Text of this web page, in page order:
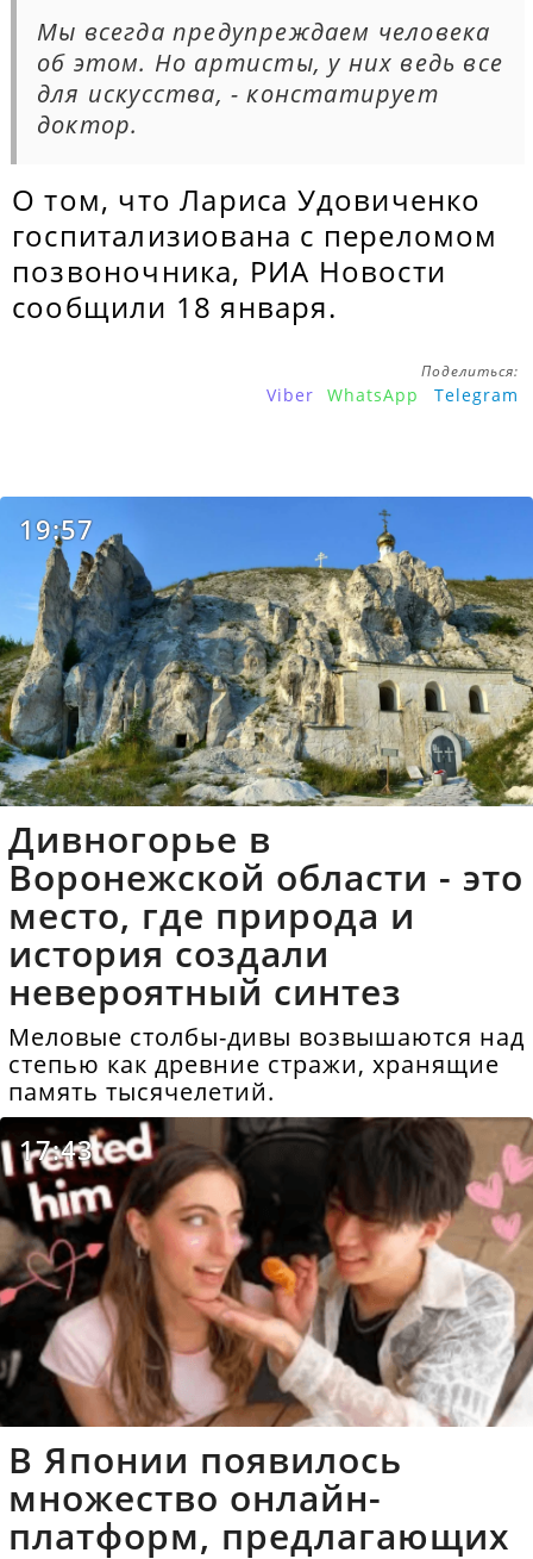
Мы всегда предупреждаем человека
об этом. Но артисты, у них ведь все
для искусства, - констатирует
доктор.
О том, что Лариса Удовиченко
госпитализиована с переломом
позвоночника, РИА Новости
сообщили 18 января.
Поделиться:
Viber WhatsApp Telegram
19:57
Дивногорье в
Воронежской области - это
место, где природа и
история создали
невероятный синтез
Меловые столбы-дивы возвышаются над
степью как древние стражи, хранящие
память тысячелетий.
17:43
В Японии появилось
множество онлайн-
платформ, предлагающих